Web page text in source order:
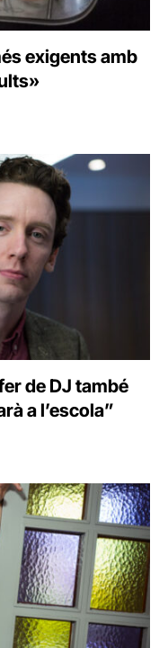
exigents amb
de DJ també
a l’escola”